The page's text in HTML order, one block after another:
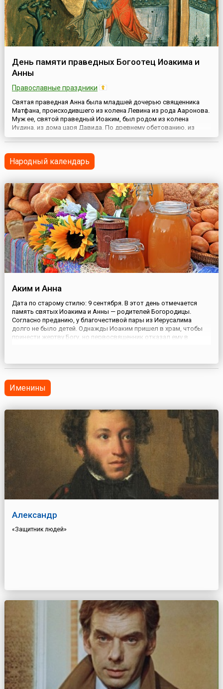
День памяти праведных Богоотец Иоакима и
Анны
Православные праздники
Святая праведная Анна была младшей дочерью священника
Матфана, происходившего из колена Левина из рода Ааронова.
Муж ее, святой праведный Иоаким, был родом из колена
Иудина, из дома царя Давида. По древнему обетованию, из
рода Давидова должен был произойти Мессия. Супруги жили в
Назарете Галилейском. Ежегодно они отдавали две трети своих
доходов в Иерусалимский храм и бедным. По особому
Промыслу Б...
Народный календарь
Аким и Анна
Дата по старому стилю: 9 сентября. В этот день отмечается
память святых Иоакима и Анны — родителей Богородицы.
Согласно преданию, у благочестивой пары из Иерусалима
долго не было детей. Однажды Иоаким пришел в храм, чтобы
принести жертву Богу, но первосвященник отказал ему в
пуст...
Именины
Александр
«Защитник людей»